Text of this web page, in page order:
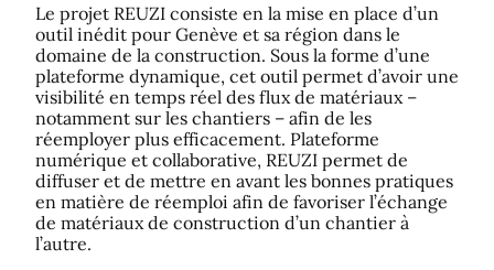
Le projet REUZI consiste en la mise en place d’un
outil inédit pour Genève et sa région dans le
domaine de la construction. Sous la forme d’une
plateforme dynamique, cet outil permet d’avoir une
visibilité en temps réel des flux de matériaux –
notamment sur les chantiers – afin de les
réemployer plus efficacement. Plateforme
numérique et collaborative, REUZI permet de
diffuser et de mettre en avant les bonnes pratiques
en matière de réemploi afin de favoriser l’échange
de matériaux de construction d’un chantier à
l’autre.